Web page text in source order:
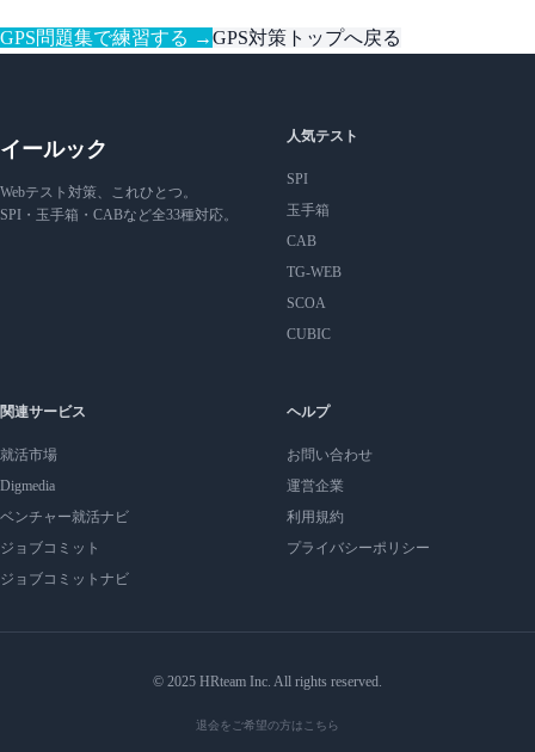
GPS問題集で練習する →GPS対策トップへ戻る
イールック
Webテスト対策、これひとつ。
SPI・玉手箱・CABなど全33種対応。
人気テスト
SPI
玉手箱
CAB
TG-WEB
SCOA
CUBIC
関連サービス
就活市場
Digmedia
ベンチャー就活ナビ
ジョブコミット
ジョブコミットナビ
ヘルプ
お問い合わせ
運営企業
利用規約
プライバシーポリシー
© 2025 HRteam Inc. All rights reserved.
退会をご希望の方はこちら